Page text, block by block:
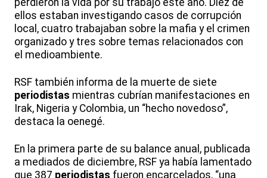
perdieron la vida por su trabajo este año. Diez de
ellos estaban investigando casos de corrupción
local, cuatro trabajaban sobre la mafia y el crimen
organizado y tres sobre temas relacionados con
el medioambiente.
RSF también informa de la muerte de siete
periodistas mientras cubrían manifestaciones en
Irak, Nigeria y Colombia, un “hecho novedoso”,
destaca la oenegé.
En la primera parte de su balance anual, publicada
a mediados de diciembre, RSF ya había lamentado
que 387 periodistas fueron encarcelados, “una